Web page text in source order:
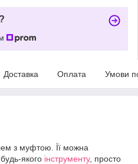
Доставка Оплата Умови
з муфтою. Її можна
якого інструменту, просто